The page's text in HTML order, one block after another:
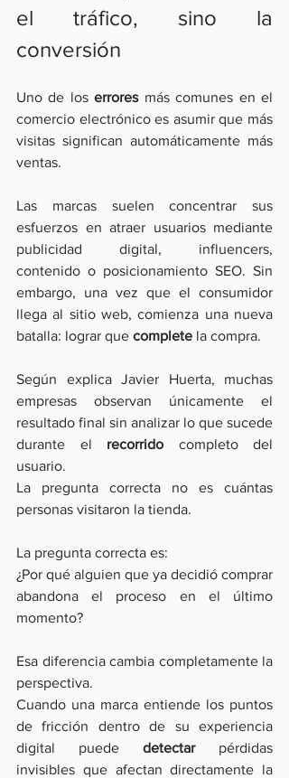
el tráfico, sino la
conversión
Uno de los errores más comunes en el
comercio electrónico es asumir que más
visitas significan automáticamente más
ventas.
Las marcas suelen concentrar sus
esfuerzos en atraer usuarios mediante
publicidad digital, influencers,
contenido o posicionamiento SEO. Sin
embargo, una vez que el consumidor
llega al sitio web, comienza una nueva
batalla: lograr que complete la compra.
Según explica Javier Huerta, muchas
empresas observan únicamente el
resultado final sin analizar lo que sucede
durante el recorrido completo del
usuario.
La pregunta correcta no es cuántas
personas visitaron la tienda.
La pregunta correcta es:
¿Por qué alguien que ya decidió comprar
abandona el proceso en el último
momento?
Esa diferencia cambia completamente la
perspectiva.
Cuando una marca entiende los puntos
de fricción dentro de su experiencia
digital puede detectar pérdidas
invisibles que afectan directamente la